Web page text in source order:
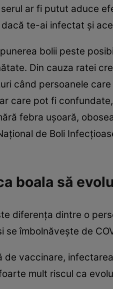
ar fi putut aduce
te-ai infectat și
bolii peste
Din cauza ratei
când persoanele
care pot fi
febra ușoară,
de Boli
boala să
diferența dintre o
îmbolnăvește de
de vaccinare,
mult riscul ca